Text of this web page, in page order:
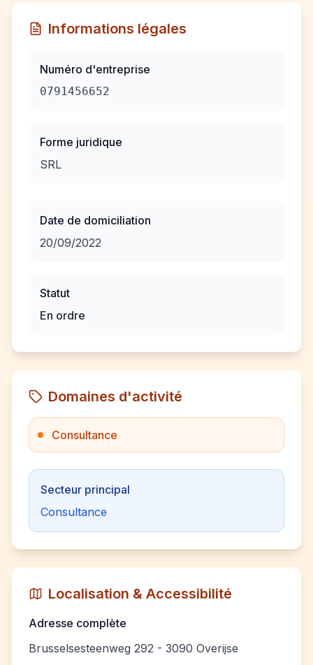
Informations légales
Numéro d'entreprise
0791456652
Forme juridique
SRL
Date de domiciliation
20/09/2022
Statut
En ordre
Domaines d'activité
Consultance
Secteur principal
Consultance
Localisation & Accessibilité
Adresse complète
Brusselsesteenweg 292 - 3090 Overijse